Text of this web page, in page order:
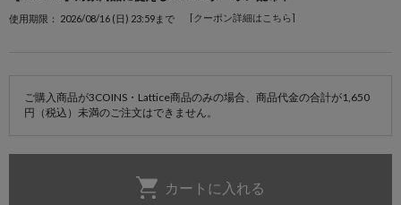
使用期限： 2026/08/16 (日) 23:59まで [クーポン詳細はこちら]
ご購入商品が3COINS・Lattice商品のみの場合、商品代金の合計が1,650
円（税込）未満のご注文はできません。